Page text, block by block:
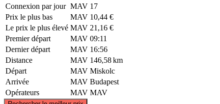
Connexion par jour MAV 17
Prix ​​le plus bas
MAV 10,44 €
Le prix le plus élevé MAV 21,16 €
Premier départ
MAV 09:11
Dernier départ
MAV 16:56
Distance
MAV 146,58 km
Départ
MAV Miskolc
Arrivée
MAV Budapest
Opérateurs
MAV MAV